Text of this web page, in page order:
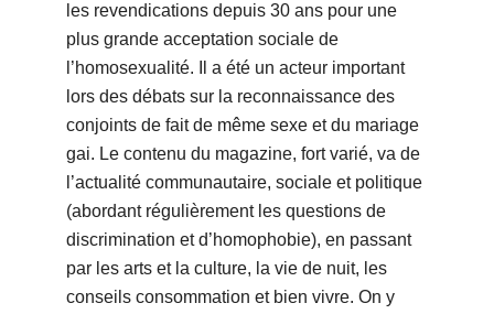
les revendications depuis 30 ans pour une
plus grande acceptation sociale de
l’homosexualité. Il a été un acteur important
lors des débats sur la reconnaissance des
conjoints de fait de même sexe et du mariage
gai. Le contenu du magazine, fort varié, va de
l’actualité communautaire, sociale et politique
(abordant régulièrement les questions de
discrimination et d’homophobie), en passant
par les arts et la culture, la vie de nuit, les
conseils consommation et bien vivre. On y